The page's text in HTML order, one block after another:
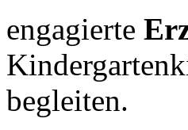
engagierte
begleiten.